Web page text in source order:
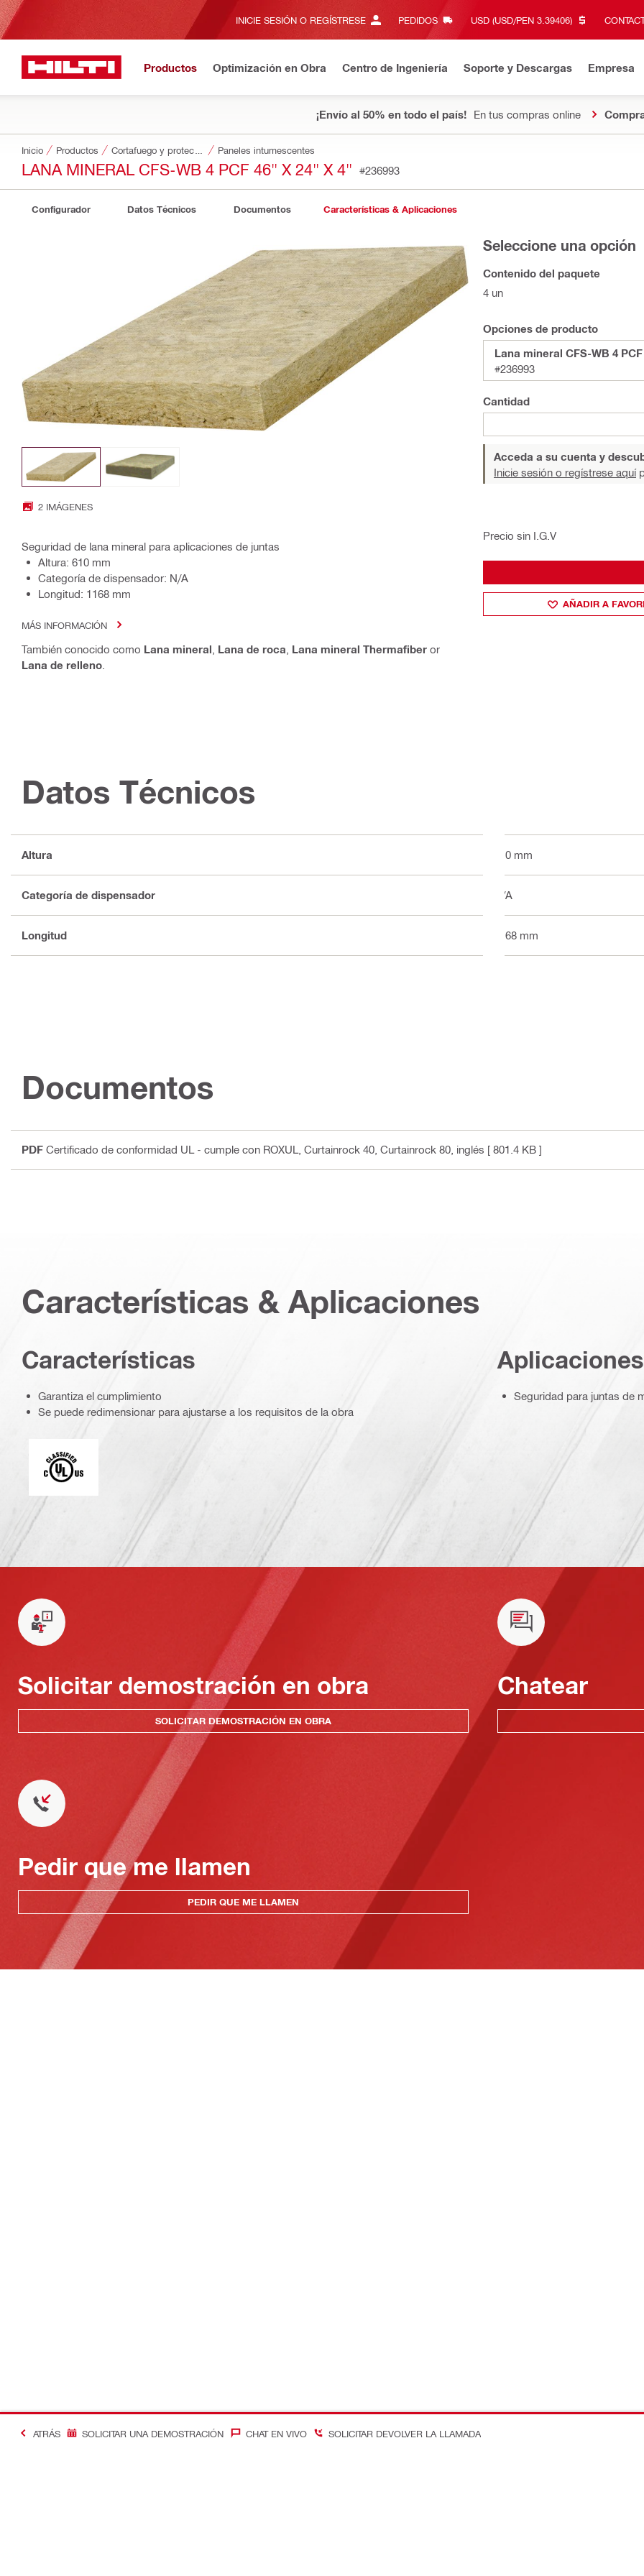
INICIE SESIÓN O REGÍSTRESE PEDIDOS USD (USD/PEN 3.39406)‎
Productos Optimización en Obra Centro de Ingeniería Soporte y Descargas Empresa
¡Envío al 50% en todo el país! En tus compras online
Inicio Productos Paneles intumescentes
LANA MINERAL CFS-WB 4 PCF 46" X 24" X 4" #236993
Configurador Datos Técnicos Documentos Características & Aplicaciones
2 IMÁGENES
Seguridad de lana mineral para aplicaciones de juntas
Altura: 610 mm
Categoría de dispensador: N/A
Longitud: 1168 mm
MÁS INFORMACIÓN
También conocido como Lana mineral Lana de roca Lana mineral Thermafiber or
Lana de relleno
Seleccione una opción
Contenido del paquete
4 un
Opciones de producto
Lana mineral CFS-WB 4
#236993
Cantidad
Acceda a su cuenta y
Inicie sesión o regístrese aquí
Precio sin I.G.V
AÑADIR A
Datos Técnicos
Altura 610 mm
Categoría de dispensador N/A
Longitud 1168 mm
Documentos
PDF Certificado de conformidad UL - cumple con ROXUL, Curtainrock 40, Curtainrock 80 , inglés [ 801.4 KB ]
Características & Aplicaciones
Caracterí­sticas
Garantiza el cumplimiento
Se puede redimensionar para ajustarse a los requisitos de la obra
c_UL_us_classified (55370)
Aplicaciones
Seguridad para juntas de
Solicitar demostración en obra
SOLICITAR DEMOSTRACIÓN EN OBRA
Chatear
Pedir que me llamen
PEDIR QUE ME LLAMEN
ATRÁS SOLICITAR UNA DEMOSTRACIÓN CHAT EN VIVO SOLICITAR DEVOLVER LA LLAMADA